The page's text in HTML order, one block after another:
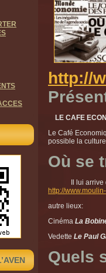
http://
LE CAFE
Le Café
possible la
Où se
Il lui arrive de
http://
autre lieux:
Cinéma La
Vedette Le Paul
Quels